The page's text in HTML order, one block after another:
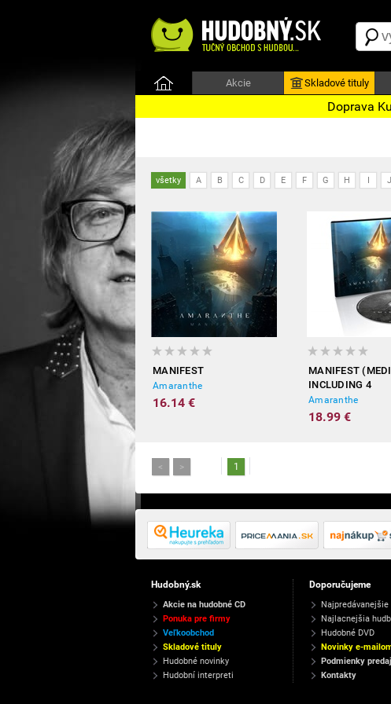
Akcie Skladové tituly
Doprava
všetky A B C D E F G H I J
MANIFEST
Amaranthe
16.14 €
MANIFEST
INCLUDING 4
BONUSTRACKS)
Amaranthe
18.99 €
< > 1
Hudobný.sk
Akcie na hudobné CD
Ponuka pre firmy
Veľkoobchod
Skladové tituly
Hudobné novinky
Hudobní interpreti
Doporučujeme
Najpredávanejšie
Najlacnejšia
Hudobné DVD
Novinky e-
Podmienky
Kontakty